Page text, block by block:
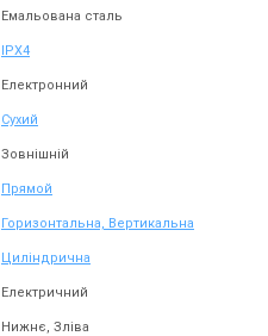
Емальована сталь
IPX4
Електронний
Сухий
Зовнішній
Прямой
Горизонтальна, Вертикальна
Циліндрична
Електричний
Нижнє, Зліва